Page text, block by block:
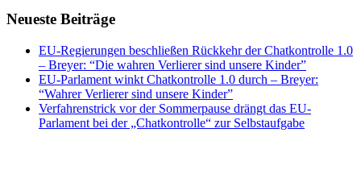
Neueste Beiträge
EU-Regierungen beschließen Rückkehr der Chatkontrolle 1.0
– Breyer: “Die wahren Verlierer sind unsere Kinder”
EU-Parlament winkt Chatkontrolle 1.0 durch – Breyer:
“Wahrer Verlierer sind unsere Kinder”
Verfahrenstrick vor der Sommerpause drängt das EU-
Parlament bei der „Chatkontrolle“ zur Selbstaufgabe